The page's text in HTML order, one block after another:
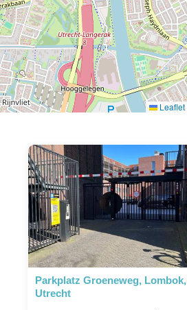
P
P
Leaflet
Parkplatz Groeneweg, Lombok,
Utrecht